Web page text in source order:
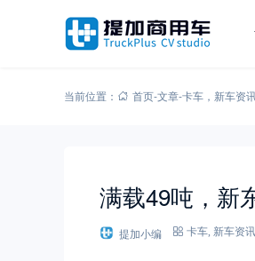
当前位置： 首页-文章-卡车 ， 新车资
满载49吨，新
提加小编 卡车 新车资讯